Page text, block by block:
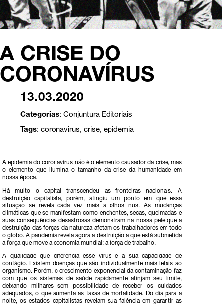
A CRISE DO
CORONAVÍRUS
13.03.2020
Categorias: Conjuntura Editoriais
Tags: coronavirus, crise, epidemia
A epidemia do coronavírus não é o elemento causador da crise, mas
o elemento que ilumina o tamanho da crise da humanidade em
nossa época.
Há muito o capital transcendeu as fronteiras nacionais. A
destruição capitalista, porém, atingiu um ponto em que essa
situação se revela cada vez mais a olhos nus. As mudanças
climáticas que se manifestam como enchentes, secas, queimadas e
suas consequências desastrosas demonstram na nossa pele que a
destruição das forças da natureza afetam os trabalhadores em todo
o globo. A pandemia revela agora a destruição a que está submetida
a força que move a economia mundial: a força de trabalho.
A qualidade que diferencia esse vírus é a sua capacidade de
contágio. Existem doenças que são individualmente mais letais ao
organismo. Porém, o crescimento exponencial da contaminação faz
com que os sistemas de saúde rapidamente atinjam seu limite,
deixando milhares sem possibilidade de receber os cuidados
adequados, o que aumenta as taxas de mortalidade. Do dia para a
noite, os estados capitalistas revelam sua falência em garantir as